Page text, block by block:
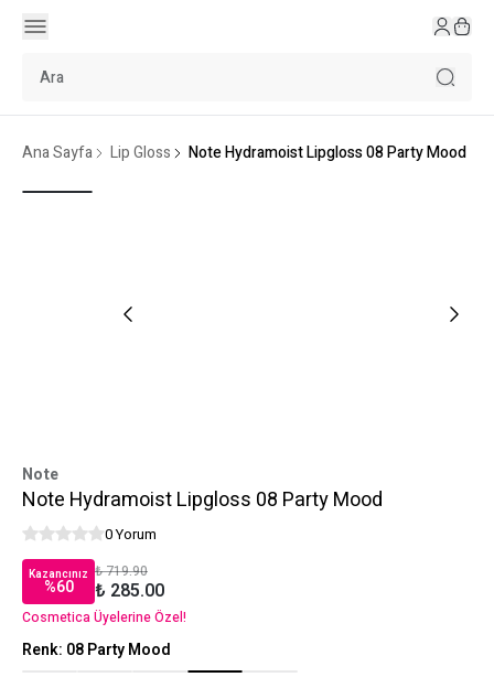
Ana Sayfa Lip Gloss Note Hydramoist Lipgloss 08 Party Mood
Note
Note Hydramoist Lipgloss 08 Party Mood
0 Yorum
Kazancınız
%60
₺ 719.90
₺ 285.00
Cosmetica Üyelerine Özel!
Renk: 08 Party Mood